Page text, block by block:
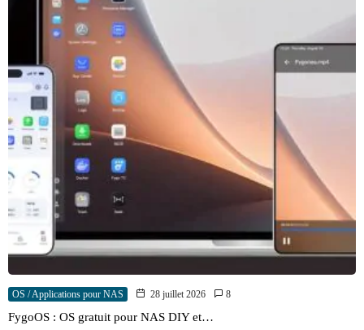
OS / Applications pour NAS 28 juillet 2026 8
FygoOS : OS gratuit pour NAS DIY et…